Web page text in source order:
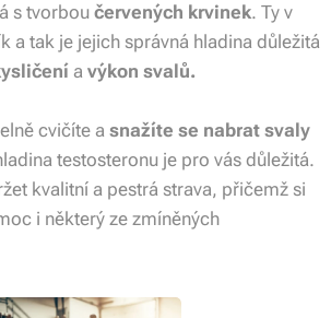
s tvorboučervených krvinek. Ty v
a tak je jejich správná hladina důležitá
a výkon svalů.
cvičíte a snažíte se nabrat svaly
testosteronu je pro vás důležitá.
kvalitní a pestrá strava, přičemž si
i některý ze zmíněných